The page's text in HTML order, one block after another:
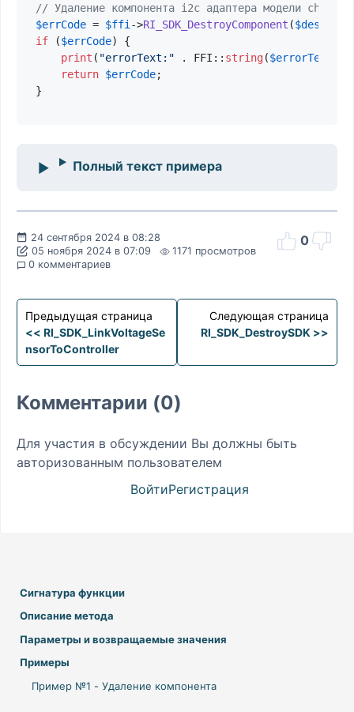
// Удаление компонента i2c адаптера модели ch341
$errCode = $ffi ->RI_SDK_DestroyComponent (
if ($errCode) {
print ( "errorText:" . FFI:: string($errorText
return $errCode;
Полный текст примера
24 сентября 2024 в 08:28
05 ноября 2024 в 07:09
1171 просмотров
0 комментариев
0
Предыдущая страница
<< RI_SDK_LinkVoltageSe
nsorToController
Следующая страница
RI_SDK_DestroySDK >>
Комментарии (0)
Для участия в обсуждении Вы должны быть
авторизованным пользователем
ВойтиРегистрация
Сигнатура функции
Описание метода
Параметры и возвращаемые значения
Примеры
Пример №1 - Удаление компонента